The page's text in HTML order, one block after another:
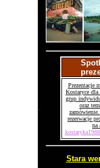
Prezentacje
Kostaryce dla
grup
oraz
rezerwacje
na
Stara